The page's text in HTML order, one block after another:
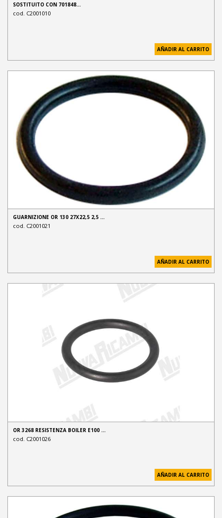
SOSTITUITO CON 701848…
cod. C2001010
AÑADIR AL CARRITO
GUARNIZIONE OR 130 27X22,5 2,5 …
cod. C2001021
AÑADIR AL CARRITO
OR 3268 RESISTENZA BOILER E100 …
cod. C2001026
AÑADIR AL CARRITO